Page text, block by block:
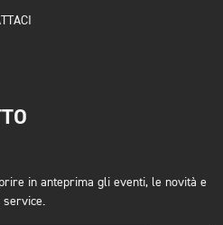
in anteprima gli eventi, le novità e
service.